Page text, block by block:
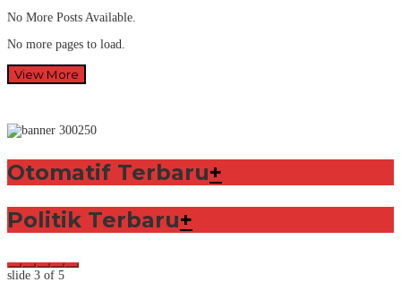
No More Posts Available.
No more pages to load.
View More
Otomatif Terbaru+
Politik Terbaru+
slide 3 of 5